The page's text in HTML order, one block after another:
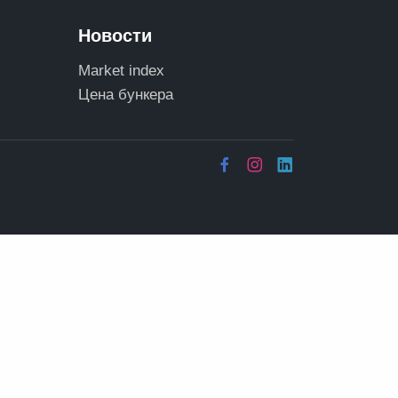
Новости
Market index
Цена бункера